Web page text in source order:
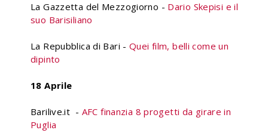
La Gazzetta del Mezzogiorno - Dario Skepisi e il
suo Barisiliano
La Repubblica di Bari - Quei film, belli come un
dipinto
18 Aprile
Barilive.it - AFC finanzia 8 progetti da girare in
Puglia